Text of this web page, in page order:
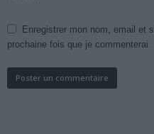
Enregistrer mon nom, email et
prochaine fois que je commenterai.